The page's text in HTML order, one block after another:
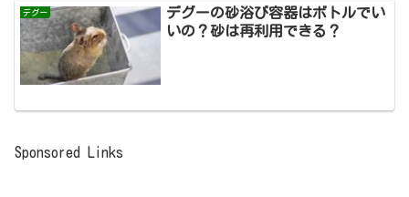
デグー
デグーの砂浴び容器はボトルでい
いの？砂は再利用できる？
Sponsored Links